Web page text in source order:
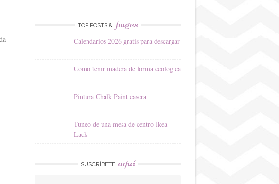
TOP POSTS & pages
Calendarios 2026 gratis para descargar
Como teñir madera de forma ecológica
Pintura Chalk Paint casera
Tuneo de una mesa de centro Ikea
Lack
SUSCRÍBETE aquí